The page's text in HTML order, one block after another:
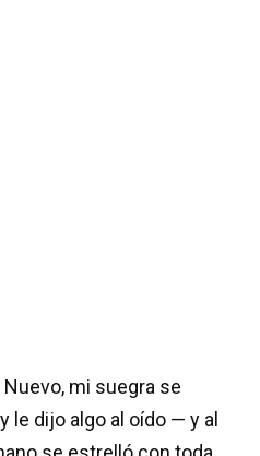
mi suegra se
le dijo algo al oído — y al